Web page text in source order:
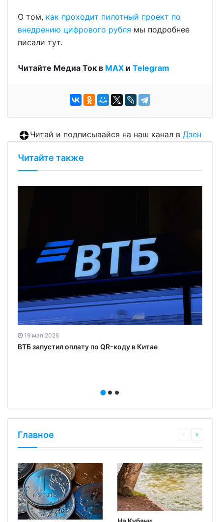
О том, как проходит пилотный проект по
внедрению цифрового рубля мы подробнее
писали тут.
Читайте Медиа Ток в МАХ и Telegram
Читай и подписывайся на наш канал в Дзен
Читайте также
19 мая 2026
ВТБ запустил оплату по QR-коду в Китае
Главное